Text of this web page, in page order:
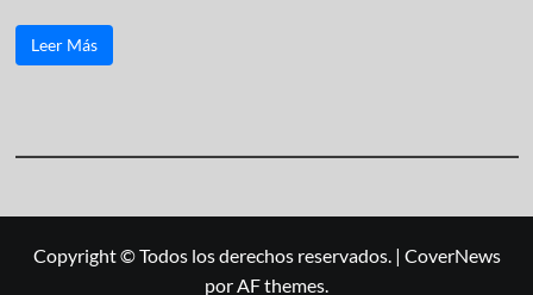
Leer Más
Copyright © Todos los derechos reservados. | CoverNews
por AF themes.